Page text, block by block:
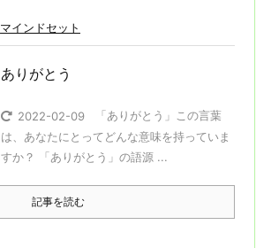
マインドセット
ありがとう
2022-02-09
「ありがとう」この言葉
は、あなたにとってどんな意味を持っていま
すか？ 「ありがとう」の語源 ...
記事を読む